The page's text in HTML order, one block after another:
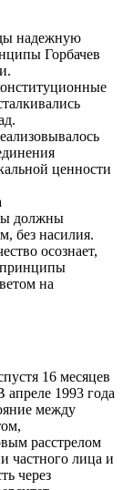
надежную
Горбачев
ценности
должны
без насилия.
осознает,
принципы
на
16 месяцев
апреле 1993 года
между
расстрелом
частного лица и
через